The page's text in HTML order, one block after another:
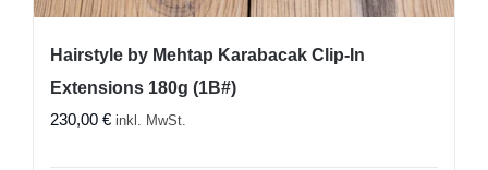
Hairstyle by Mehtap Karabacak Clip-In
Extensions 180g (1B#)
230,00 € inkl. MwSt.